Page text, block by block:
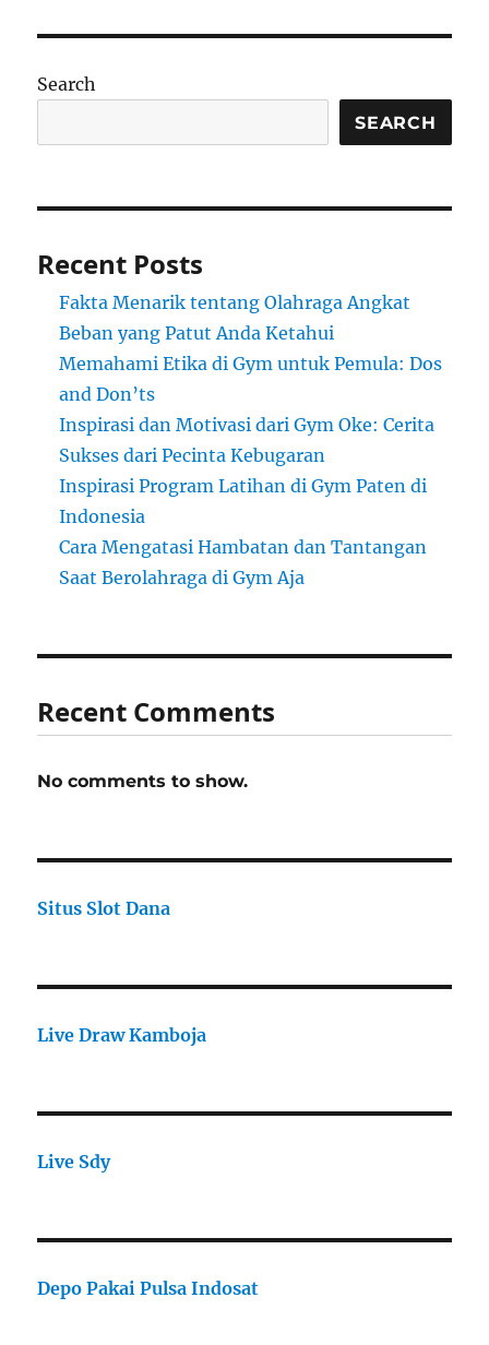
Search
SEARCH
Recent Posts
Fakta Menarik tentang Olahraga Angkat
Beban yang Patut Anda Ketahui
Memahami Etika di Gym untuk Pemula: Dos
and Don’ts
Inspirasi dan Motivasi dari Gym Oke: Cerita
Sukses dari Pecinta Kebugaran
Inspirasi Program Latihan di Gym Paten di
Indonesia
Cara Mengatasi Hambatan dan Tantangan
Saat Berolahraga di Gym Aja
Recent Comments
No comments to show.
Situs Slot Dana
Live Draw Kamboja
Live Sdy
Depo Pakai Pulsa Indosat